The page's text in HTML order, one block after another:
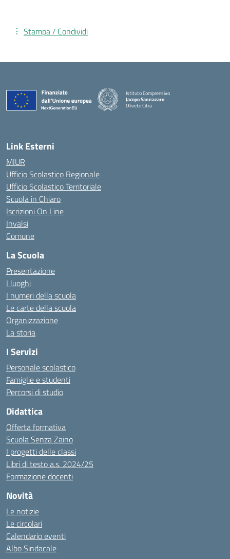
Stampa / Condividi
Istituto Comprensivo
Jacopo Sannazaro
Oliveto Citra
Link Esterni
MIUR
Ufficio Scolastico Regionale
Ufficio Scolastico Territoriale
Scuola in Chiaro
Iscrizioni On Line
Invalsi
Comune
La Scuola
Presentazione
I luoghi
I numeri della scuola
Le carte della scuola
Organizzazione
La storia
I Servizi
Personale scolastico
Famiglie e studenti
Percorsi di studio
Didattica
Offerta formativa
Scuola Senza Zaino
I progetti delle classi
Libri di testo a.s. 2024/25
Formazione docenti
Novità
Le notizie
Le circolari
Calendario eventi
Albo Sindacale